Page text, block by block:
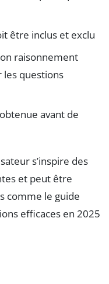
être inclus et exclu
raisonnement
questions
avant de
s’inspire des
et peut être
comme le guide
efficaces en 2025